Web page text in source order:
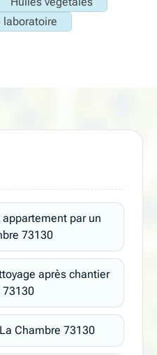
laboratoire
par un
73130
après chantier
73130
Chambre 73130